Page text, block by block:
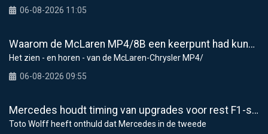
06-08-2026 11:05
Waarom de McLaren MP4/8B een keerpunt had kunnen zijn voor de F1
Het zien - en horen - van de McLaren-Chrysler MP4/
06-08-2026 09:55
Mercedes houdt timing van upgrades voor rest F1-seizoen 2026 nauwlettend in de gaten
Toto Wolff heeft onthuld dat Mercedes in de tweede